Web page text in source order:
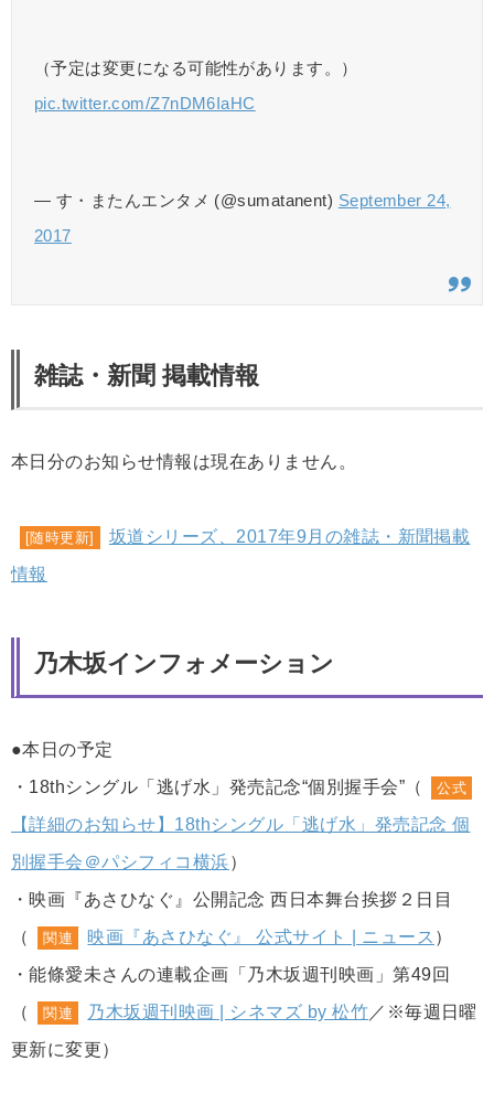
（予定は変更になる可能性があります。）
pic.twitter.com/Z7nDM6IaHC
— す・またんエンタメ (@sumatanent) September 24,
2017
雑誌・新聞 掲載情報
本日分のお知らせ情報は現在ありません。
[随時更新]
坂道シリーズ、2017年9月の雑誌・新聞掲載
情報
乃木坂インフォメーション
●本日の予定
・18thシングル「逃げ水」発売記念“個別握手会”（
公式
【詳細のお知らせ】18thシングル「逃げ水」発売記念 個
別握手会＠パシフィコ横浜）
・映画『あさひなぐ』公開記念 西日本舞台挨拶２日目
（
関連 映画『あさひなぐ』 公式サイト | ニュース ）
・能條愛未さんの連載企画「乃木坂週刊映画」第49回
（
関連 乃木坂週刊映画 | シネマズ by 松竹 ／※毎週日曜
更新に変更）